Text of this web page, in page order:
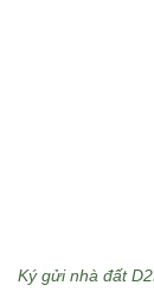
Ký gửi nhà đất